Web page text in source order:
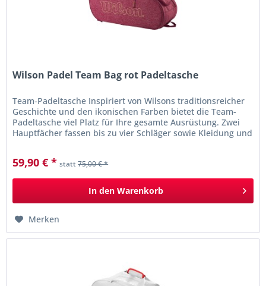
Wilson Padel Team Bag rot Padeltasche
Team-Padeltasche Inspiriert von Wilsons traditionsreicher
Geschichte und den ikonischen Farben bietet die Team-
Padeltasche viel Platz für Ihre gesamte Ausrüstung. Zwei
Hauptfächer fassen bis zu vier Schläger sowie Kleidung und
59,90 € * statt75,00 € *
In den Warenkorb
Merken